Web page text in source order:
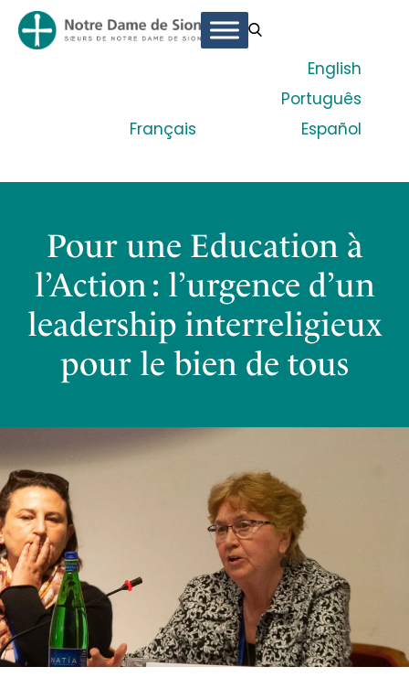
Français
English
Português
Español
Pour une Education à
l’Action : l’urgence d’un
leadership interreligieux
pour le bien de tous